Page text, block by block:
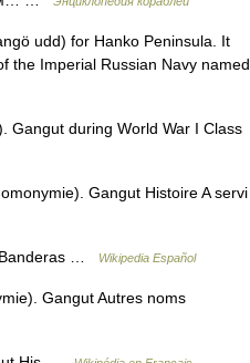
udd) for Hanko Peninsula. It
the Imperial Russian Navy named
during World War I Class
Gangut Histoire A servi
Banderas … Wikipedia Español
Gangut Autres noms